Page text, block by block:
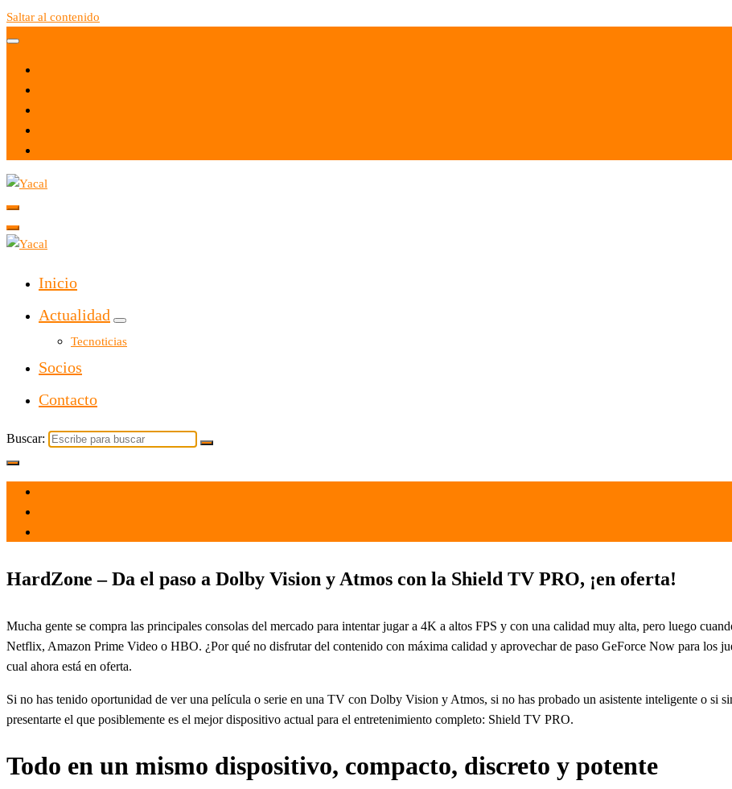
Saltar al contenido
Yacal micro hosting
Inicio
Actualidad
Tecnoticias
Socios
Contacto
Buscar:
HardZone – Da el paso a Dolby Vision y Atmos con la Shield TV PRO, ¡en oferta!
Mucha gente se compra las principales consolas del mercado para intentar jugar a 4K a altos FPS y con una calidad muy alta, pero luego
Netflix, Amazon Prime Video o HBO. ¿Por qué no disfrutar del contenido con máxima calidad y aprovechar de paso GeForce Now para los
cual ahora está en oferta.
Si no has tenido oportunidad de ver una película o serie en una TV con Dolby Vision y Atmos, si no has probado un asistente inteligente o si
presentarte el que posiblemente es el mejor dispositivo actual para el entretenimiento completo: Shield TV PRO.
Todo en un mismo dispositivo, compacto, discreto y potente